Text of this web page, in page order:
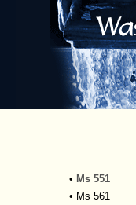
• Ms 526
•Ms 534
•Ms 537
•Ms 540
•Ms 541
•Ms 546
•Ms 547
• Ms 551
• Ms 561